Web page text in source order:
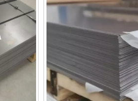
301
ss
tubos
Yd barra quadrada suave
personalizada laminada
a quente barra quadrada
de aço carbono barra
quadrada plana de aço
para varejo por atacado
e peças de usinagem